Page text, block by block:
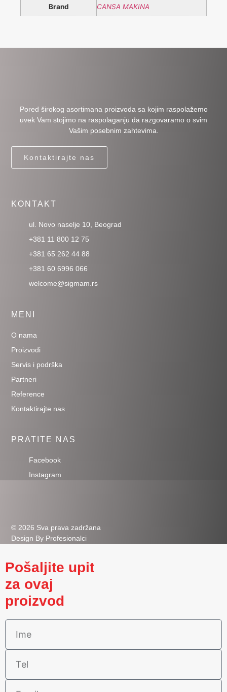
Brand CANSA MAKINA
Pored širokog asortimana proizvoda sa kojim raspolažemo
uvek Vam stojimo na raspolaganju da razgovaramo o svim
Vašim posebnim zahtevima.
Kontaktirajte nas
KONTAKT
ul. Novo naselje 10, Beograd
+381 11 800 12 75
+381 65 262 44 88
+381 60 6996 066
welcome@sigmam.rs
MENI
O nama
Proizvodi
Servis i podrška
Partneri
Reference
Kontaktirajte nas
PRATITE NAS
Facebook
Instagram
© 2026 Sva prava zadržana
Design By Profesionalci
Pošaljite upit
za ovaj
proizvod